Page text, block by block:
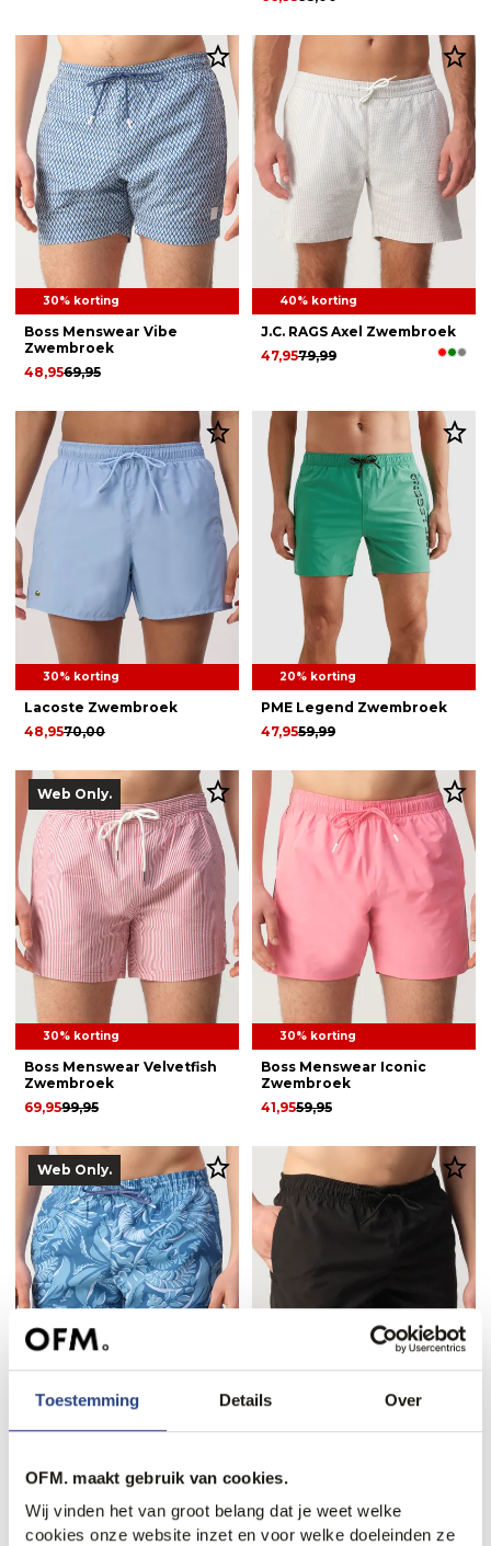
Toestemming Details Over
OFM. maakt gebruik van cookies.
Wij vinden het van groot belang dat je weet welke
cookies onze website inzet en voor welke doeleinden ze
30% korting
Boss Menswear Vibe
Zwembroek
69,95
48,95
40% korting
J.C. RAGS Axel Zwembroek
79,99
47,95
30% korting
Lacoste Zwembroek
70,00
48,95
20% korting
PME Legend Zwembroek
59,99
47,95
Web Only.
30% korting
Boss Menswear Velvetfish
Zwembroek
99,95
69,95
30% korting
Boss Menswear Iconic
Zwembroek
59,95
41,95
Web Only.
30% korting
69,95
48,95